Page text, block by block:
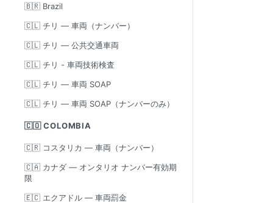
🇧🇷 Brazil
🇨🇱 チリ — 車両（ナンバー）
🇨🇱 チリ — 公共交通車両
🇨🇱 チリ - 車両技術検査
🇨🇱 チリ — 車両 SOAP
🇨🇱 チリ — 車両 SOAP（ナンバーのみ）
🇨🇴 COLOMBIA
🇨🇷 コスタリカ — 車両（ナンバー）
🇨🇦 カナダ — オンタリオ ナンバー有効期
限
🇪🇨 エクアドル — 車両罰金